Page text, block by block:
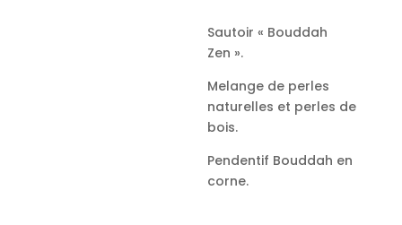
Sautoir « Bouddah
Zen ».
Melange de perles
naturelles et perles de
bois.
Pendentif Bouddah en
corne.